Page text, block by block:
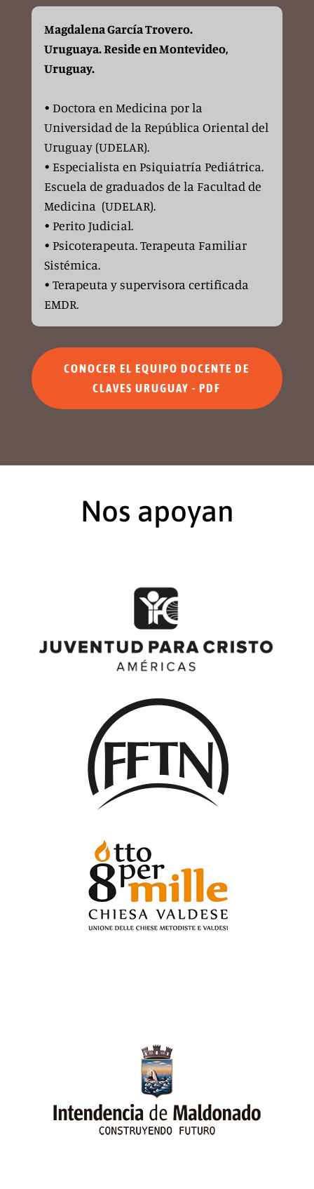
Magdalena García Trovero.
Uruguaya. Reside en Montevideo,
Uruguay.
• Doctora en Medicina por la
Universidad de la República Oriental del
Uruguay (UDELAR).
• Especialista en Psiquiatría Pediátrica.
Escuela de graduados de la Facultad de
Medicina (UDELAR).
• Perito Judicial.
• Psicoterapeuta. Terapeuta Familiar
Sistémica.
• Terapeuta y supervisora certificada
EMDR.
CONOCER EL EQUIPO DOCENTE DE
CLAVES URUGUAY - PDF
Nos apoyan